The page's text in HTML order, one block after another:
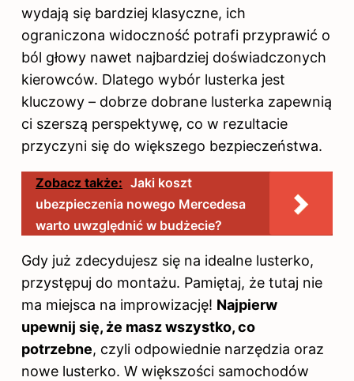
wydają się bardziej klasyczne, ich
ograniczona widoczność potrafi przyprawić o
ból głowy nawet najbardziej doświadczonych
kierowców. Dlatego wybór lusterka jest
kluczowy – dobrze dobrane lusterka zapewnią
ci szerszą perspektywę, co w rezultacie
przyczyni się do większego bezpieczeństwa.
Zobacz także: Jaki koszt
ubezpieczenia nowego Mercedesa
warto uwzględnić w budżecie?
Gdy już zdecydujesz się na idealne lusterko,
przystępuj do montażu. Pamiętaj, że tutaj nie
ma miejsca na improwizację! Najpierw
upewnij się, że masz wszystko, co
potrzebne, czyli odpowiednie narzędzia oraz
nowe lusterko. W większości samochodów